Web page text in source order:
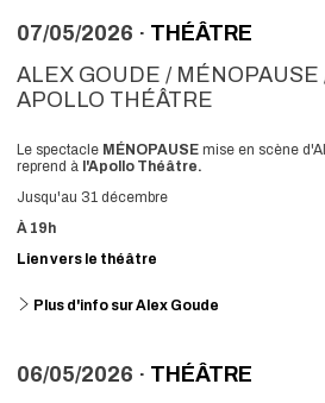
07/05/2026 · THÉÂTRE
ALEX GOUDE / MÉNOPAUSE
APOLLO THÉÂTRE
Le spectacle MÉNOPAUSEmise en scène
reprend à l'Apollo Théâtre.
Jusqu'au 31 décembre
À 19h
Lien vers le théâtre
Plus d'info sur Alex Goude
06/05/2026 · THÉÂTRE